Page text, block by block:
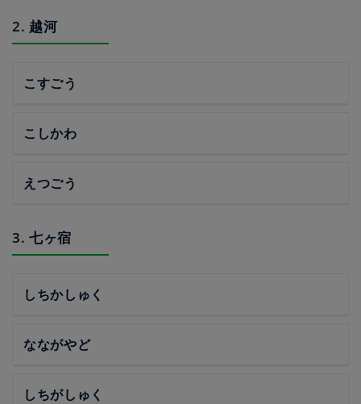
2. 越河
こすごう
こしかわ
えつごう
3. 七ヶ宿
しちかしゅく
なながやど
しちがしゅく